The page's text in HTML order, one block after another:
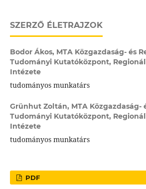
SZERZŐ ÉLETRAJZOK
Bodor Ákos, MTA Közgazdaság- és
Tudományi Kutatóközpont,
Intézete
tudományos munkatárs
Grünhut Zoltán, MTA Közgazdaság-
Tudományi Kutatóközpont,
Intézete
tudományos munkatárs
PDF